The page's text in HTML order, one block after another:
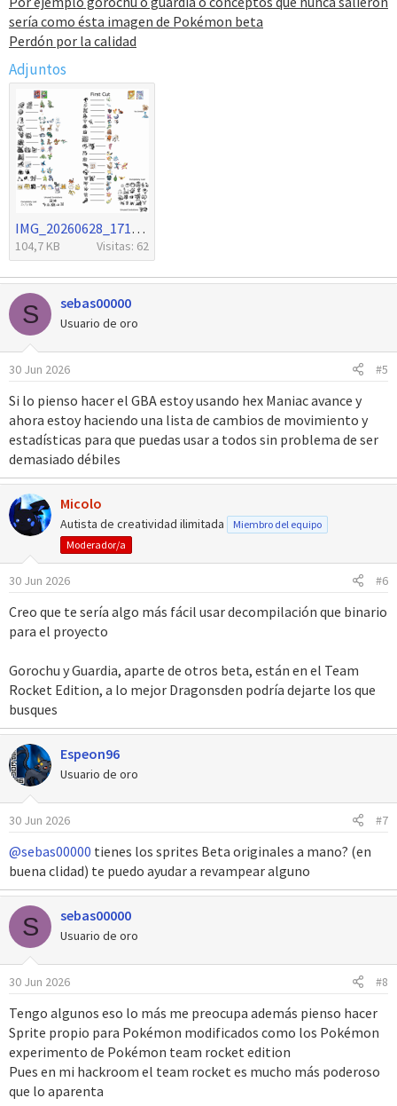
sería como ésta imagen de Pokémon beta
Perdón por la calidad
Adjuntos
IMG_20260628_171857.png
104,7 KB Visitas: 62
S sebas00000
Usuario de oro
30 Jun 2026 #5
Si lo pienso hacer el GBA estoy usando hex Maniac avance y
ahora estoy haciendo una lista de cambios de movimiento y
estadísticas para que puedas usar a todos sin problema de ser
demasiado débiles
Micolo
Autista de creatividad ilimitada
Miembro del equipo
Moderador/a
30 Jun 2026 #6
Creo que te sería algo más fácil usar decompilación que binario
para el proyecto
Gorochu y Guardia, aparte de otros beta, están en el Team
Rocket Edition, a lo mejor Dragonsden podría dejarte los que
busques
Espeon96
Usuario de oro
30 Jun 2026 #7
@sebas00000 tienes los sprites Beta originales a mano? (en
buena clidad) te puedo ayudar a revampear alguno
S sebas00000
Usuario de oro
30 Jun 2026 #8
Tengo algunos eso lo más me preocupa además pienso hacer
Sprite propio para Pokémon modificados como los Pokémon
experimento de Pokémon team rocket edition
Pues en mi hackroom el team rocket es mucho más poderoso
que lo aparenta